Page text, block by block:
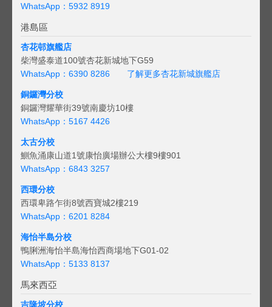
WhatsApp：5932 8919
港島區
杏花邨旗艦店
柴灣盛泰道100號杏花新城地下G59
WhatsApp：6390 8286
了解更多杏花新城旗艦店
銅鑼灣分校
銅鑼灣耀華街39號南慶坊10樓
WhatsApp：5167 4426
太古分校
鰂魚涌康山道1號康怡廣場辦公大樓9樓901
WhatsApp：6843 3257
西環分校
西環卑路乍街8號西寶城2樓219
WhatsApp：6201 8284
海怡半島分校
鴨脷洲海怡半島海怡西商場地下G01-02
WhatsApp：5133 8137
馬來西亞
吉隆坡分校